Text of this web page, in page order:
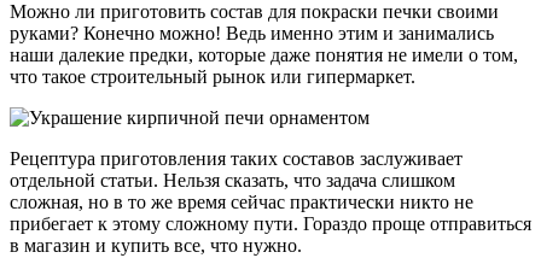
Можно ли приготовить состав для покраски печки своими
руками? Конечно можно! Ведь именно этим и занимались
наши далекие предки, которые даже понятия не имели о том,
что такое строительный рынок или гипермаркет.
Рецептура приготовления таких составов заслуживает
отдельной статьи. Нельзя сказать, что задача слишком
сложная, но в то же время сейчас практически никто не
прибегает к этому сложному пути. Гораздо проще отправиться
в магазин и купить все, что нужно.